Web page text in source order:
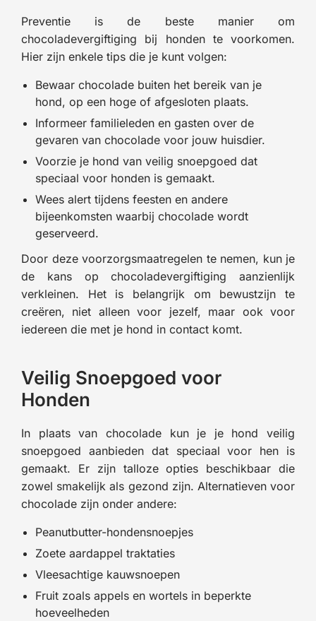
Preventie is de beste manier om
chocoladevergiftiging bij honden te voorkomen.
Hier zijn enkele tips die je kunt volgen:
Bewaar chocolade buiten het bereik van je
hond, op een hoge of afgesloten plaats.
Informeer familieleden en gasten over de
gevaren van chocolade voor jouw huisdier.
Voorzie je hond van veilig snoepgoed dat
speciaal voor honden is gemaakt.
Wees alert tijdens feesten en andere
bijeenkomsten waarbij chocolade wordt
geserveerd.
Door deze voorzorgsmaatregelen te nemen, kun je
de kans op chocoladevergiftiging aanzienlijk
verkleinen. Het is belangrijk om bewustzijn te
creëren, niet alleen voor jezelf, maar ook voor
iedereen die met je hond in contact komt.
Veilig Snoepgoed voor
Honden
In plaats van chocolade kun je je hond veilig
snoepgoed aanbieden dat speciaal voor hen is
gemaakt. Er zijn talloze opties beschikbaar die
zowel smakelijk als gezond zijn. Alternatieven voor
chocolade zijn onder andere:
Peanutbutter-hondensnoepjes
Zoete aardappel traktaties
Vleesachtige kauwsnoepen
Fruit zoals appels en wortels in beperkte
hoeveelheden